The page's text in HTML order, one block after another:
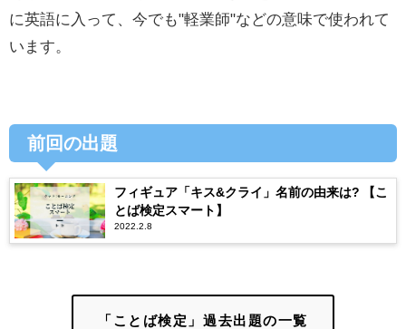
に英語に入って、今でも"軽業師"などの意味で使われて
います。
前回の出題
フィギュア「キス&クライ」名前の由来は? 【こ
とば検定スマート】
2022.2.8
「ことば検定」過去出題の一覧